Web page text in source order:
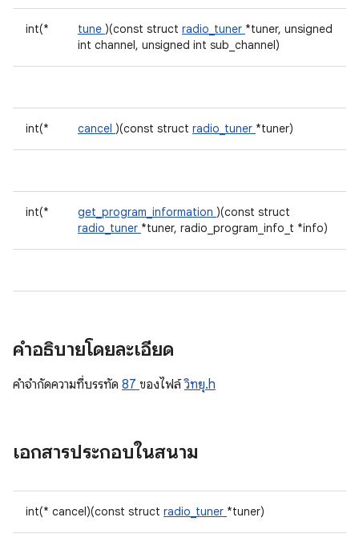
int(* tune )(const struct radio_tuner *tuner, unsigned
int channel, unsigned int sub_channel)
int(* cancel )(const struct radio_tuner *tuner)
int(* get_program_information )(const struct
radio_tuner *tuner, radio_program_info_t *info)
คำอธิบายโดยละเอียด
คําจํากัดความที่บรรทัด 87 ของไฟล์วิทยุ.h
เอกสารประกอบในสนาม
int(* cancel)(const struct radio_tuner *tuner)